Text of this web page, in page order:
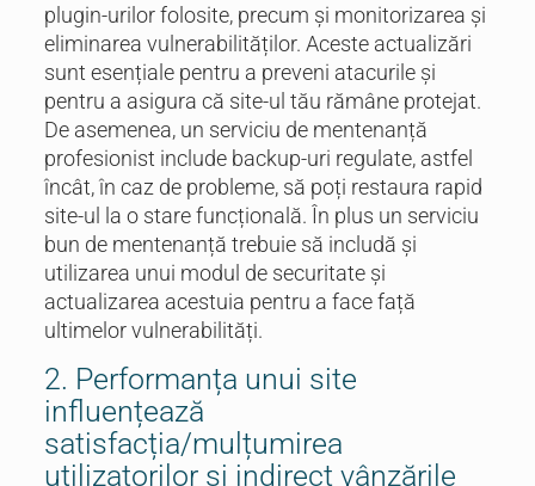
plugin-urilor folosite, precum și monitorizarea și
eliminarea vulnerabilităților. Aceste actualizări
sunt esențiale pentru a preveni atacurile și
pentru a asigura că site-ul tău rămâne protejat.
De asemenea, un serviciu de mentenanță
profesionist include backup-uri regulate, astfel
încât, în caz de probleme, să poți restaura rapid
site-ul la o stare funcțională. În plus un serviciu
bun de mentenanță trebuie să includă și
utilizarea unui modul de securitate și
actualizarea acestuia pentru a face față
ultimelor vulnerabilități.
2. Performanța unui site
influențează
satisfacția/mulțumirea
utilizatorilor și indirect vânzările